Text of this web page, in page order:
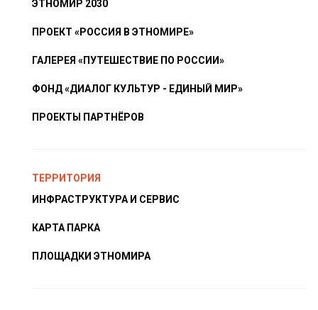
ЭТНОМИР 2030
ПРОЕКТ «РОССИЯ В ЭТНОМИРЕ»
ГАЛЕРЕЯ «ПУТЕШЕСТВИЕ ПО РОССИИ»
ФОНД «ДИАЛОГ КУЛЬТУР - ЕДИНЫЙ МИР»
ПРОЕКТЫ ПАРТНЁРОВ
ТЕРРИТОРИЯ
ИНФРАСТРУКТУРА И СЕРВИС
КАРТА ПАРКА
ПЛОЩАДКИ ЭТНОМИРА